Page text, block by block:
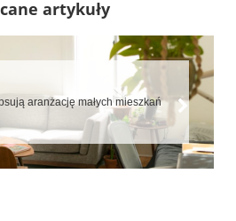
artykuły
aranżację małych mieszkań